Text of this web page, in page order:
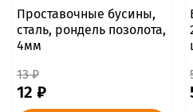
Проставочные бусины,
сталь, рондель позолота,
4мм
13 ₽
12 ₽